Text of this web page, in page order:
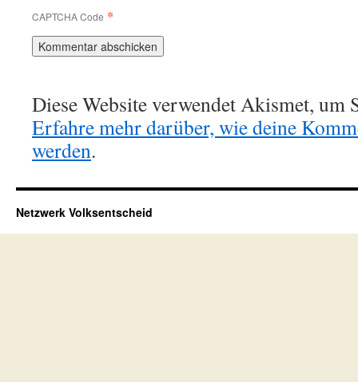
CAPTCHA Code *
Diese Website verwendet Akismet, um
Erfahre mehr darüber, wie deine
werden.
Netzwerk Volksentscheid